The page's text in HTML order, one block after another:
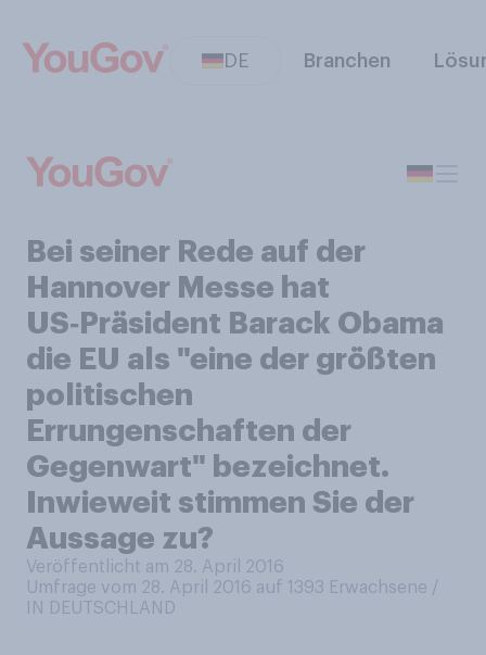
DE Branchen
Bei seiner Rede auf der
Hannover Messe hat
US‑Präsident Barack Obama
die EU als "eine der größten
politischen
Errungenschaften der
Gegenwart" bezeichnet.
Inwieweit stimmen Sie der
Aussage zu?
Veröffentlicht am 28. April 2016
Umfrage vom 28. April 2016 auf 1393 Erwachsene /
IN DEUTSCHLAND